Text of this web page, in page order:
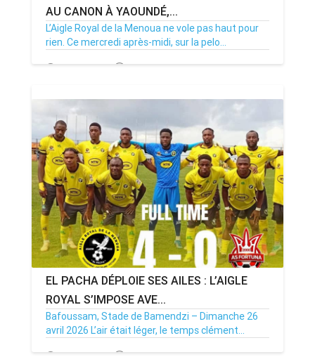
AU CANON À YAOUNDÉ,...
L’Aigle Royal de la Menoua ne vole pas haut pour
rien. Ce mercredi après-midi, sur la pelo...
29/04/26 Par MenouActu 0
EL PACHA DÉPLOIE SES AILES : L’AIGLE
ROYAL S’IMPOSE AVE...
Bafoussam, Stade de Bamendzi – Dimanche 26
avril 2026 L’air était léger, le temps clément...
27/04/26 Par MenouActu 0